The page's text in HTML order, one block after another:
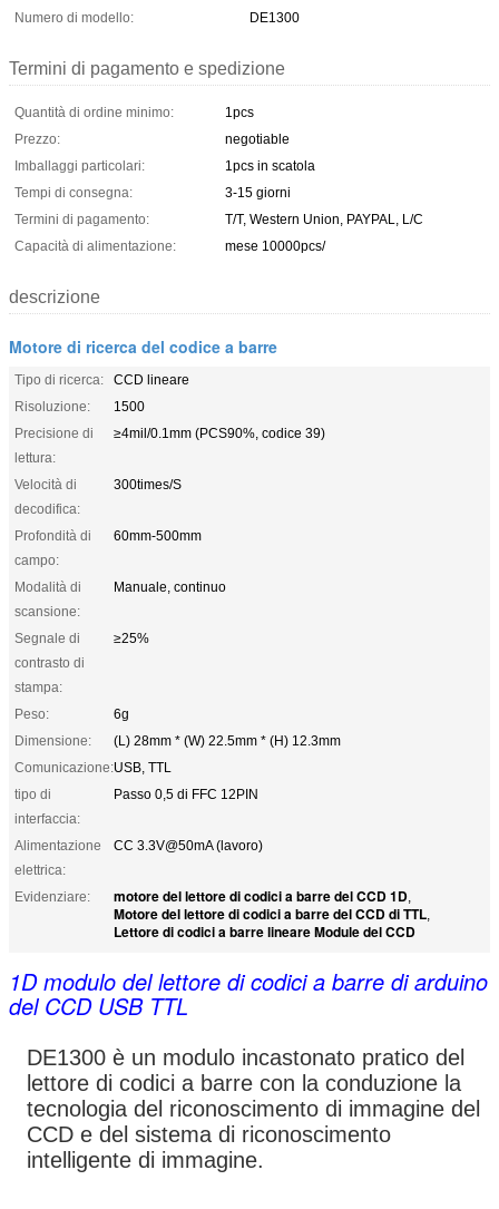
Numero di modello:
DE1300
Termini di pagamento e spedizione
Quantità di ordine minimo:
1pcs
Prezzo:
negotiable
Imballaggi particolari:
1pcs in scatola
Tempi di consegna:
3-15 giorni
Termini di pagamento:
T/T, Western Union, PAYPAL, L/C
Capacità di alimentazione:
mese 10000pcs/
descrizione
Motore di ricerca del codice a barre
Tipo di ricerca:
CCD lineare
Risoluzione:
1500
Precisione di
lettura:
≥4mil/0.1mm (PCS90%, codice 39)
Velocità di
decodifica:
300times/S
Profondità di
campo:
60mm-500mm
Modalità di
scansione:
Manuale, continuo
Segnale di
contrasto di
stampa:
≥25%
Peso:
6g
Dimensione:
(L) 28mm * (W) 22.5mm * (H) 12.3mm
Comunicazione:USB, TTL
tipo di
interfaccia:
Passo 0,5 di FFC 12PIN
Alimentazione
elettrica:
CC 3.3V@50mA (lavoro)
Evidenziare: motore del lettore di codici a barre del CCD 1D,
Motore del lettore di codici a barre del CCD di TTL,
Lettore di codici a barre lineare Module del CCD
1D modulo del lettore di codici a barre di arduino
del CCD USB TTL
DE1300 è un modulo incastonato pratico del
lettore di codici a barre con la conduzione la
tecnologia del riconoscimento di immagine del
CCD e del sistema di riconoscimento
intelligente di immagine.